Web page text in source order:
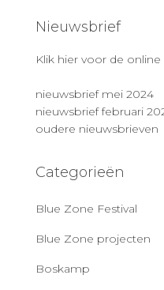
Nieuwsbrief
Klik hier voor de online
nieuwsbrief mei 2024
nieuwsbrief februari
oudere nieuwsbrieven
Categorieën
Blue Zone Festival
Blue Zone projecten
Boskamp